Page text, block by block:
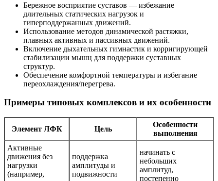
Бережное восприятие суставов — избежание
длительных статических нагрузок и
гиперподдержанных движений.
Использование методов динамической растяжки,
плавных активных и пассивных движений.
Включение дыхательных гимнастик и корригирующей
стабилизации мышц для поддержки суставных
структур.
Обеспечение комфортной температуры и избегание
переохлаждения/перегрева.
Примеры типовых комплексов и их особенности
Элемент ЛФК Цель
Особенности
выполнения
Активные
движения без
нагрузки
(например,
поддержка
амплитуды и
подвижности
начинать с
небольших
амплитуд,
постепенно